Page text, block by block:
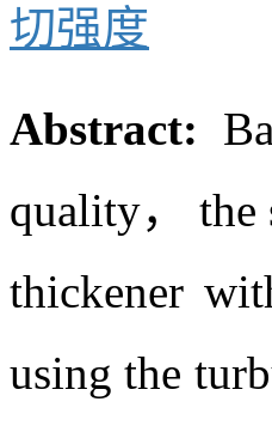
切强度
Abstract:
quality， the
thickener
using the